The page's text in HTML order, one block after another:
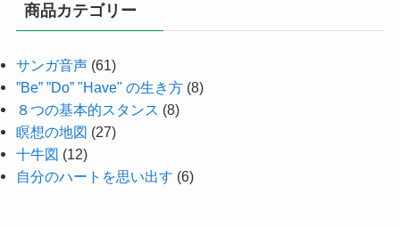
商品カテゴリー
サンガ音声 (61)
”Be” ”Do” "Have" の生き方 (8)
８つの基本的スタンス (8)
瞑想の地図 (27)
十牛図 (12)
自分のハートを思い出す (6)